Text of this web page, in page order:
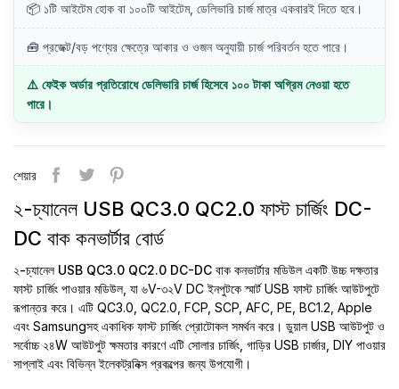
📦 ১টি আইটেম হোক বা ১০০টি আইটেম, ডেলিভারি চার্জ মাত্র একবারই দিতে হবে।
🧰 প্রজেক্ট/বড় পণ্যের ক্ষেত্রে আকার ও ওজন অনুযায়ী চার্জ পরিবর্তন হতে পারে।
⚠️ ফেইক অর্ডার প্রতিরোধে ডেলিভারি চার্জ হিসেবে ১০০ টাকা অগ্রিম নেওয়া হতে
পারে।
শেয়ার
২-চ্যানেল USB QC3.0 QC2.0 ফাস্ট চার্জিং DC-
DC বাক কনভার্টার বোর্ড
২-চ্যানেল USB QC3.0 QC2.0 DC-DC বাক কনভার্টার মডিউল একটি উচ্চ দক্ষতার
ফাস্ট চার্জিং পাওয়ার মডিউল, যা ৬V-৩২V DC ইনপুটকে স্মার্ট USB ফাস্ট চার্জিং আউটপুটে
রূপান্তর করে। এটি QC3.0, QC2.0, FCP, SCP, AFC, PE, BC1.2, Apple
এবং Samsungসহ একাধিক ফাস্ট চার্জিং প্রোটোকল সমর্থন করে। ডুয়াল USB আউটপুট ও
সর্বোচ্চ ২৪W আউটপুট ক্ষমতার কারণে এটি সোলার চার্জিং, গাড়ির USB চার্জার, DIY পাওয়ার
সাপ্লাই এবং বিভিন্ন ইলেকট্রনিক্স প্রকল্পের জন্য উপযোগী।